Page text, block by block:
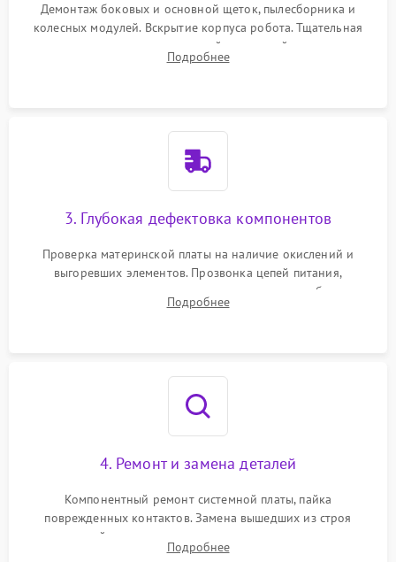
Демонтаж боковых и основной щеток, пылесборника и
колесных модулей. Вскрытие корпуса робота. Тщательная
очистка внутренних полостей, шестерней и плат от
скопившейся пыли, волос и шерсти животных с
Подробнее
3. Глубокая дефектовка компонентов
Проверка материнской платы на наличие окислений и
выгоревших элементов. Прозвонка цепей питания,
тестирование приводных моторов колес и турбины
всасывания. Оценка состояния оптических и инфракрасных
Подробнее
4. Ремонт и замена деталей
Компонентный ремонт системной платы, пайка
поврежденных контактов. Замена вышедших из строя
двигателей, изношенного аккумулятора, неисправного
лидара или помпы подачи воды. Восстановление шлейфов и
Подробнее